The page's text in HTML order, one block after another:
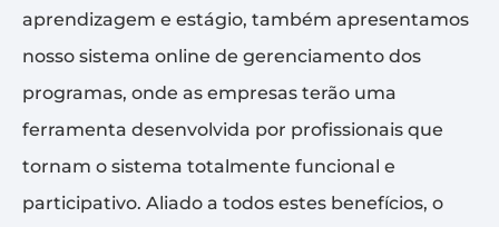
aprendizagem e estágio, também apresentamos
nosso sistema online de gerenciamento dos
programas, onde as empresas terão uma
ferramenta desenvolvida por profissionais que
tornam o sistema totalmente funcional e
participativo. Aliado a todos estes benefícios, o